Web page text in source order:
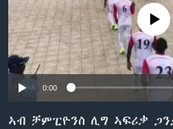
ቂሔ ጽልሚ
ቋንቋታትNo media source
0:00
ኣብ ቻምፒዮንስ ሊግ ኣፍሪቃ